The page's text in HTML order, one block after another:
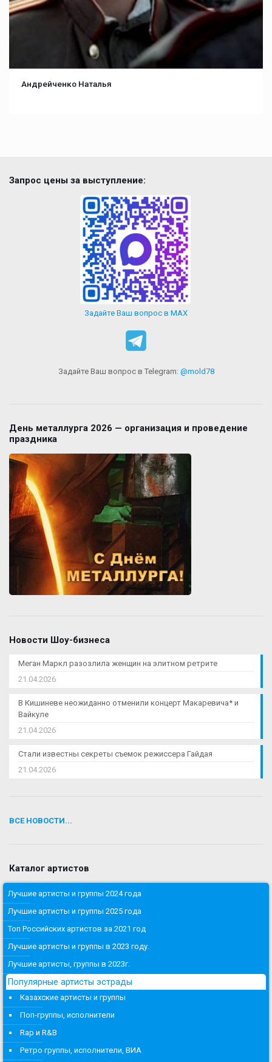
Андрейченко Наталья
Запрос цены за выступление:
Задайте Ваш вопрос в MAX
Задайте Ваш вопрос в Telegram: @mold78
День металлурга 2026 — организация и проведение
праздника
Новости Шоу-бизнеса
Меган Маркл разозлила женщин на элитном ретрите
21.04.2026
В Кишиневе неожиданно отменили концерт Макаревича* и
Вайкуле
21.04.2026
Стали известны секреты съемок режиссера Гайдая
21.04.2026
ВСЕ НОВОСТИ...
Каталог артистов
Лучшие артисты и группы 2024 года
Лучшие артисты и группы 2025 года
Топ Российских артистов за 2021 год
Лучшие артисты и группы в 2023 году.
Лучшие артисты, группы в 2023г.
Популярные артисты эстрады
Казахские артисты и группы
Поп-группы, исполнители
Rap и R&B
Ретро группы, исполнители, ВИА